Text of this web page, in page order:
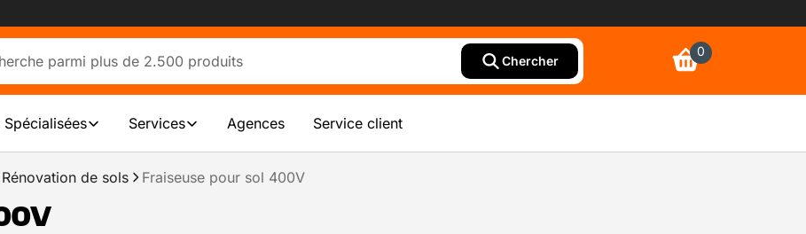
Chercher
0
Spécialisées Services Agences Service client
Rénovation de sols Fraiseuse pour sol 400V